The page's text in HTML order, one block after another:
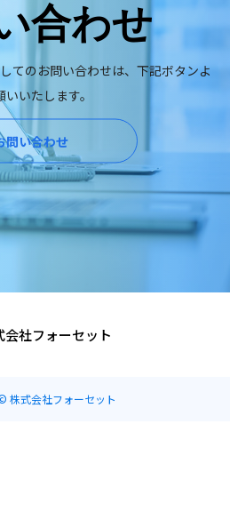
合わせ
てのお問い合わせは、下記ボタンよ
いいたします。
問い合わせ
社フォーセット
株式会社フォーセット